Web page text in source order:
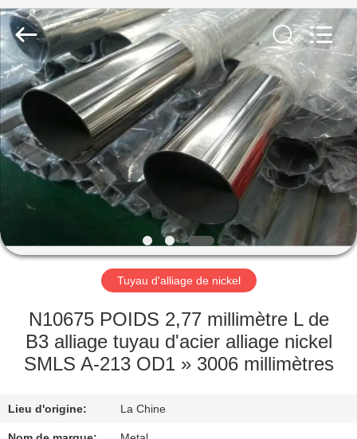
MAISON
PRODUITS
SUJET
DE
NOUS
VISITE
D'USINE
DE
TOBO
STEEL
GROUP
CHINA.
All
Rights
Reserved.
Tuyau d'alliage de nickel
N10675 POIDS 2,77 millimètre L de
B3 alliage tuyau d'acier alliage nickel
SMLS A-213 OD1 » 3006 millimètres
Lieu d'origine: La Chine